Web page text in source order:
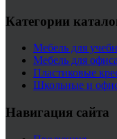
Категории
Мебель для
Мебель для офиса
Пластиковые
Школьные и
Навигация сайта